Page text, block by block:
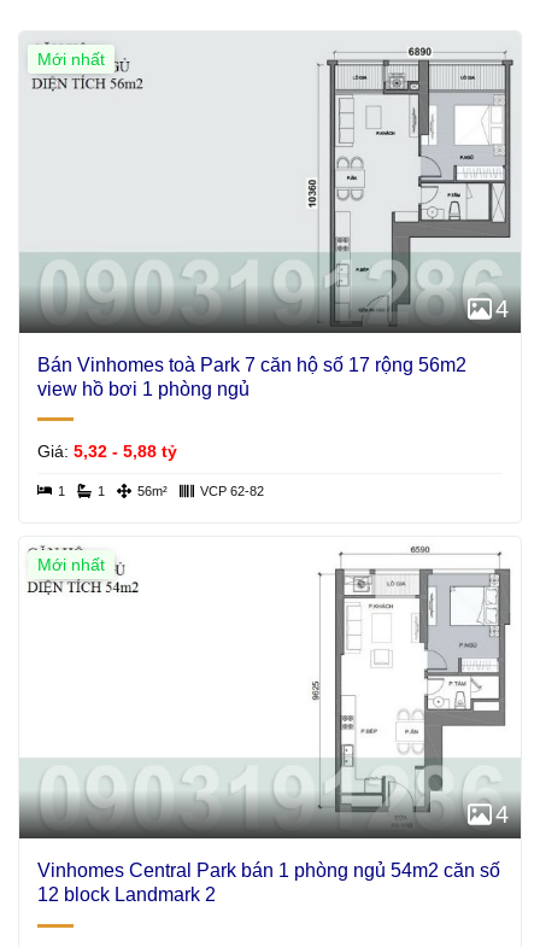
Mới nhất
4
Bán Vinhomes toà Park 7 căn hộ số 17 rộng 56m2
view hồ bơi 1 phòng ngủ
Giá: 5,32 - 5,88 tỷ
1 1 56m² VCP 62-82
Mới nhất
4
Vinhomes Central Park bán 1 phòng ngủ 54m2 căn số
12 block Landmark 2